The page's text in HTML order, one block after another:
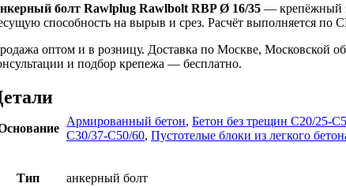
болт Rawlplug Rawlbolt RBP Ø 16/35 — крепёжный
способность на вырыв и срез. Расчёт выполняется по
оптом и в розницу. Доставка по Москве, Московской
и подбор крепежа — бесплатно.
Армированный бетон, Бетон без трещин C20/25-
C30/37-C50/60, Пустотелые блоки из легкого
Тип анкерный болт